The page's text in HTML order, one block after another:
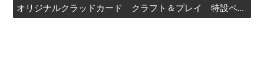
オリジナルクラッドカード クラフト＆プレイ 特設ページ